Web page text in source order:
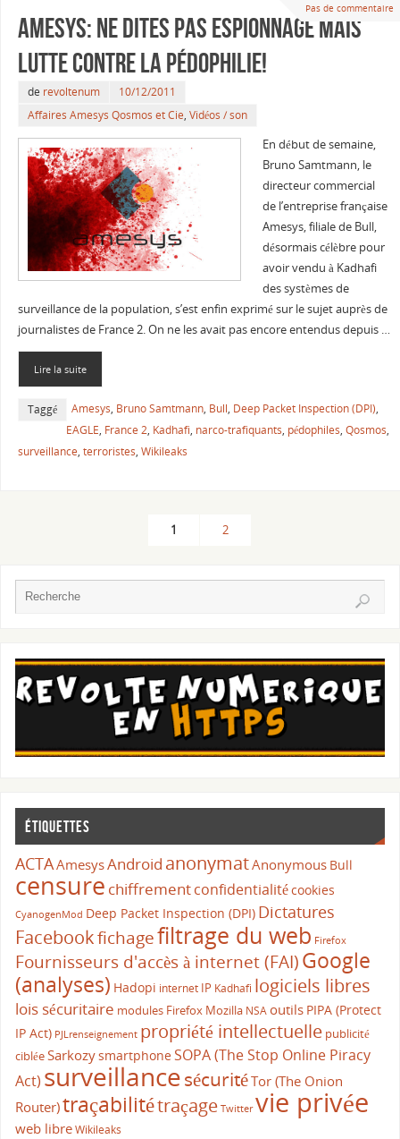
Pas de commentaire
Amesys: ne dites pas espionnage mais
lutte contre la pédophilie!
de revoltenum
10/12/2011
Affaires Amesys Qosmos et Cie, Vidéos / son
En début de semaine,
Bruno Samtmann, le
directeur commercial
de l’entreprise française
Amesys, filiale de Bull,
désormais célèbre pour
avoir vendu à Kadhafi
des systèmes de
surveillance de la population, s’est enfin exprimé sur le sujet auprès de
journalistes de France 2. On ne les avait pas encore entendus depuis …
Lire la suite
Taggé Amesys, Bruno Samtmann, Bull, Deep Packet Inspection (DPI),
EAGLE, France 2, Kadhafi, narco-trafiquants, pédophiles, Qosmos,
surveillance, terroristes, Wikileaks
1 2
Étiquettes
ACTAAmesysAndroid anonymatAnonymous Bull
censure chiffrementconfidentialitécookies
CyanogenMod Deep Packet Inspection (DPI) Dictatures
Facebookfichagefiltrage du web Firefox
Fournisseurs d'accès à internet (FAI)Google
(analyses) Hadopi internet IP Kadhafi logiciels libres
lois sécuritaire modules Firefox Mozilla NSA outils PIPA (Protect
IP Act) PJLrenseignement propriété intellectuelle publicité
cibléeSarkozysmartphoneSOPA (The Stop Online Piracy
Act) surveillancesécuritéTor (The Onion
Router)traçabilitétraçage Twitter vie privée
web libreWikileaks